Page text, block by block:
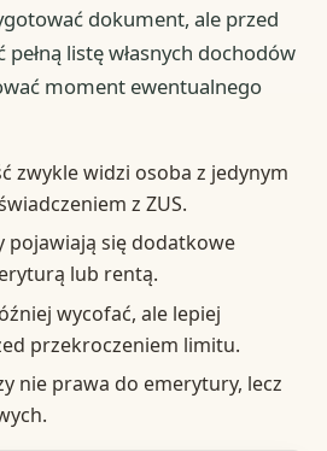
dokument, ale przed
pełną listę własnych dochodów
moment ewentualnego
zwykle widzi osoba z jedynym
z ZUS.
pojawiają się dodatkowe
lub rentą.
wycofać, ale lepiej
przekroczeniem limitu.
nie prawa do emerytury, lecz